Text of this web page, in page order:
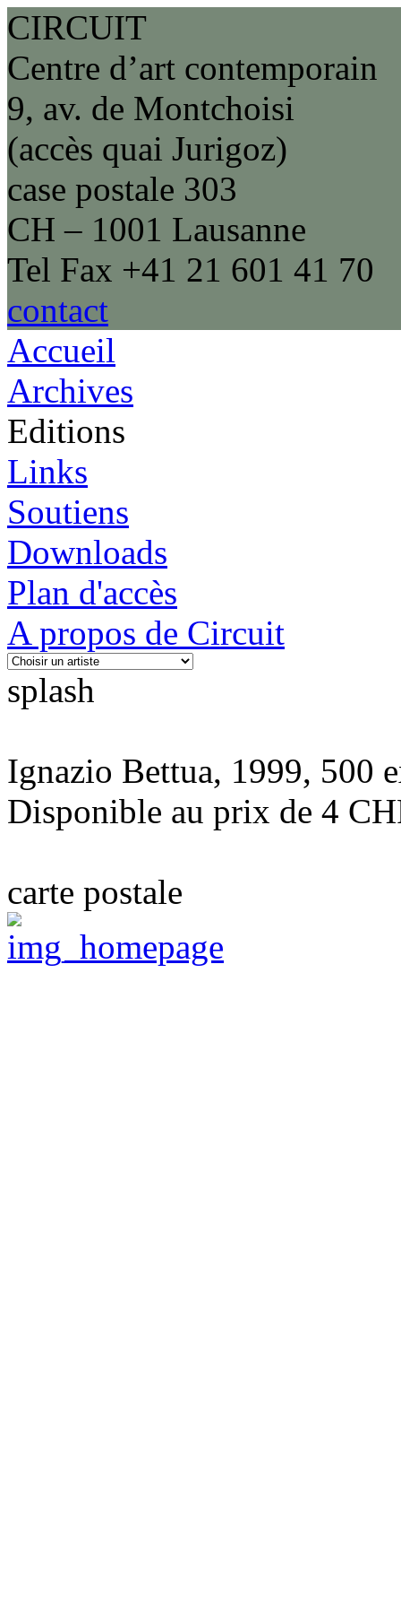
CIRCUIT
Centre d’art contemporain
9, av. de Montchoisi
(accès quai Jurigoz)
case postale 303
CH – 1001 Lausanne
Tel Fax +41 21 601 41 70
contact
Accueil
Archives
Editions
Links
Soutiens
Downloads
Plan d'accès
A propos de Circuit
splash
Ignazio Bettua, 1999, 500
Disponible au prix de 4
carte postale